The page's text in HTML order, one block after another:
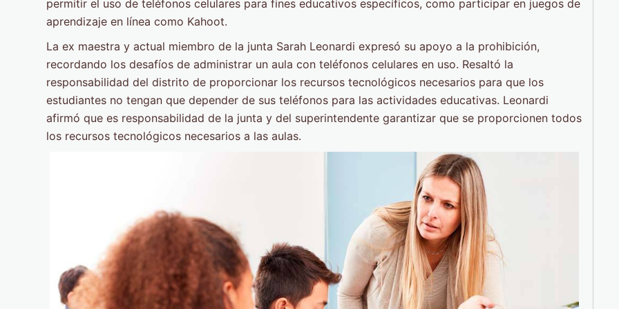
permitir el uso de teléfonos celulares para fines educativos específicos, como participar en juegos de
aprendizaje en línea como Kahoot.
La ex maestra y actual miembro de la junta Sarah Leonardi expresó su apoyo a la prohibición,
recordando los desafíos de administrar un aula con teléfonos celulares en uso. Resaltó la
responsabilidad del distrito de proporcionar los recursos tecnológicos necesarios para que los
estudiantes no tengan que depender de sus teléfonos para las actividades educativas. Leonardi
afirmó que es responsabilidad de la junta y del superintendente garantizar que se proporcionen todos
los recursos tecnológicos necesarios a las aulas.